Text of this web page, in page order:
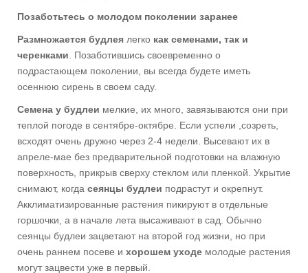
Позаботьтесь о молодом поколении заранее
Размножается будлея легко как семенами, так и
черенками . Позаботившись своевременно о
подрастающем поколении, вы всегда будете иметь
осеннюю сирень в своем саду.
Семена у будлеи мелкие, их много, завязываются они при
теплой погоде в сентябре-октябре. Если успели ,созреть,
всходят очень дружно через 2-4 недели. Высевают их в
апреле-мае без предварительной подготовки на влажную
поверхность, прикрыв сверху стеклом или пленкой. Укрытие
снимают, когда сеянцы будлеи подрастут и окрепнут.
Акклиматизированные растения пикируют в отдельные
горшочки, а в начале лета высаживают в сад. Обычно
сеянцы будлеи зацветают на второй год жизни, но при
очень раннем посеве и хорошем уходе молодые растения
могут зацвести уже в первый.